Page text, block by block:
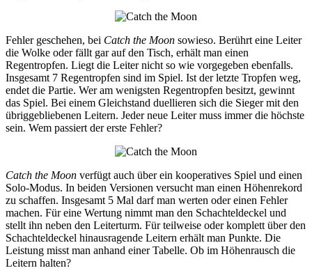
Fehler geschehen, bei Catch the Moon sowieso. Berührt eine Leiter
die Wolke oder fällt gar auf den Tisch, erhält man einen
Regentropfen. Liegt die Leiter nicht so wie vorgegeben ebenfalls.
Insgesamt 7 Regentropfen sind im Spiel. Ist der letzte Tropfen weg,
endet die Partie. Wer am wenigsten Regentropfen besitzt, gewinnt
das Spiel. Bei einem Gleichstand duellieren sich die Sieger mit den
übriggebliebenen Leitern. Jeder neue Leiter muss immer die höchste
sein. Wem passiert der erste Fehler?
Catch the Moon verfügt auch über ein kooperatives Spiel und einen
Solo-Modus. In beiden Versionen versucht man einen Höhenrekord
zu schaffen. Insgesamt 5 Mal darf man werten oder einen Fehler
machen. Für eine Wertung nimmt man den Schachteldeckel und
stellt ihn neben den Leiterturm. Für teilweise oder komplett über den
Schachteldeckel hinausragende Leitern erhält man Punkte. Die
Leistung misst man anhand einer Tabelle. Ob im Höhenrausch die
Leitern halten?